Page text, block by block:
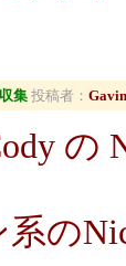
集 投稿者：
系の